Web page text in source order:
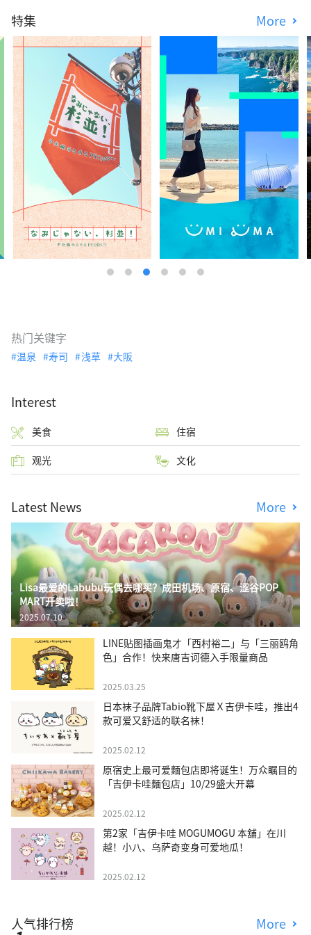
特集 More
热门关键字
温泉 寿司 浅草 大阪
Interest
美食 住宿
观光 文化
Latest News More
Lisa最爱的Labubu玩偶去哪买？成田机场、原宿、涩谷POP
MART开卖啦！
2025.07.10
LINE贴图插画鬼才「西村裕二」与「三丽鸥角
色」合作！快来唐吉诃德入手限量商品
2025.03.25
日本袜子品牌Tabio靴下屋Ｘ吉伊卡哇，推出4
款可爱又舒适的联名袜！
2025.02.12
原宿史上最可爱麵包店即将诞生！万众瞩目的
「吉伊卡哇麵包店」10/29盛大开幕
2025.02.12
第2家「吉伊卡哇 MOGUMOGU 本舖」在川
越！小八、乌萨奇变身可爱地瓜！
2025.02.12
人气排行榜 More